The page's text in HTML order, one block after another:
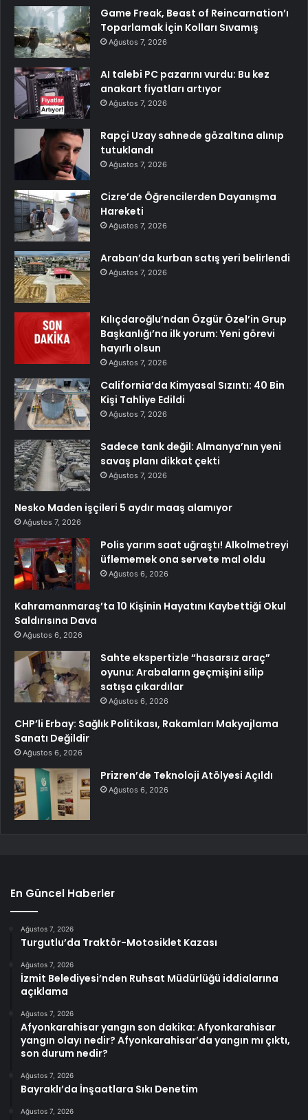
Game Freak, Beast of Reincarnation’ı
Toparlamak İçin Kolları Sıvamış
Ağustos 7, 2026
AI talebi PC pazarını vurdu: Bu kez
anakart fiyatları artıyor
Ağustos 7, 2026
Rapçi Uzay sahnede gözaltına alınıp
tutuklandı
Ağustos 7, 2026
Cizre’de Öğrencilerden Dayanışma
Hareketi
Ağustos 7, 2026
Araban’da kurban satış yeri belirlendi
Ağustos 7, 2026
Kılıçdaroğlu’ndan Özgür Özel’in Grup
Başkanlığı’na ilk yorum: Yeni görevi
hayırlı olsun
Ağustos 7, 2026
California’da Kimyasal Sızıntı: 40 Bin
Kişi Tahliye Edildi
Ağustos 7, 2026
Sadece tank değil: Almanya’nın yeni
savaş planı dikkat çekti
Ağustos 7, 2026
Nesko Maden işçileri 5 aydır maaş alamıyor
Ağustos 7, 2026
Polis yarım saat uğraştı! Alkolmetreyi
üflememek ona servete mal oldu
Ağustos 6, 2026
Kahramanmaraş’ta 10 Kişinin Hayatını Kaybettiği Okul
Saldırısına Dava
Ağustos 6, 2026
Sahte ekspertizle “hasarsız araç”
oyunu: Arabaların geçmişini silip
satışa çıkardılar
Ağustos 6, 2026
CHP’li Erbay: Sağlık Politikası, Rakamları Makyajlama
Sanatı Değildir
Ağustos 6, 2026
Prizren’de Teknoloji Atölyesi Açıldı
Ağustos 6, 2026
En Güncel Haberler
Ağustos 7, 2026
Turgutlu’da Traktör-Motosiklet Kazası
Ağustos 7, 2026
İzmit Belediyesi’nden Ruhsat Müdürlüğü iddialarına
açıklama
Ağustos 7, 2026
Afyonkarahisar yangın son dakika: Afyonkarahisar
yangın olayı nedir? Afyonkarahisar’da yangın mı çıktı,
son durum nedir?
Ağustos 7, 2026
Bayraklı’da İnşaatlara Sıkı Denetim
Ağustos 7, 2026